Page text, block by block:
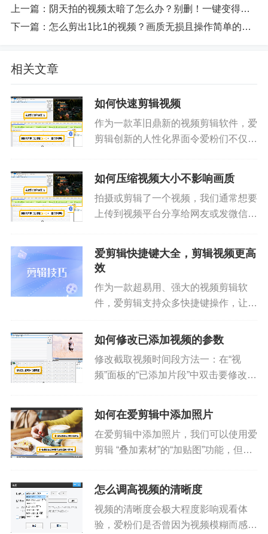
上一篇： 阴天拍的视频太暗了怎么办？别删！一键变得又亮又有质感
下一篇： 怎么剪出1比1的视频？画质无损且操作简单的方法
相关文章
如何快速剪辑视频
作为一款革旧鼎新的视频剪辑软件，爱
剪辑创新的人性化界面令爱粉们不仅能
度、运行速度也使爱粉们视频剪辑过程
更加快速、得心应手！按照如下步...
如何压缩视频大小不影响画质
拍摄或剪辑了一个视频，我们通常想要
上传到视频平台分享给网友或发微信分
做到不影响画质呢？下面就跟着小爱了
解压缩视频大小又不影响画质的秘...
爱剪辑快捷键大全，剪辑视频更高
效
作为一款超易用、强大的视频剪辑软
件，爱剪辑支持众多快捷键操作，让爱
打造精美视频！小爱已经帮大家整理好
学习和收藏吧！通用Tab&nbs...
如何修改已添加视频的参数
修改截取视频时间段方法一：在“视
频”面板的“已添加片段”中双击要修改的
改。图1：双击视频片段缩略图图2：
修改截取视频时间段方法二...
如何在爱剪辑中添加照片
在爱剪辑中添加照片，我们可以使用爱
剪辑 “叠加素材”的“加贴图”功能，但爱
可以使用国内发展十多年的老牌电子相
册制作软件《数码大师》实...
怎么调高视频的清晰度
视频的清晰度会极大程度影响观看体
验，爱粉们是否曾因为视频模糊而感到